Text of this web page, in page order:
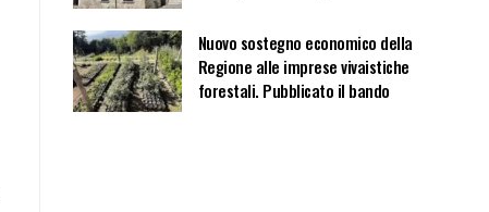
Nuovo sostegno economico della
Regione alle imprese vivaistiche
forestali. Pubblicato il bando